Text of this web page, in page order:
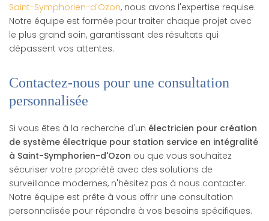
Saint-Symphorien-d'Ozon, nous avons l'expertise requise.
Notre équipe est formée pour traiter chaque projet avec
le plus grand soin, garantissant des résultats qui
dépassent vos attentes.
Contactez-nous pour une consultation
personnalisée
Si vous êtes à la recherche d'un électricien pour création
de système électrique pour station service en intégralité
à Saint-Symphorien-d'Ozon ou que vous souhaitez
sécuriser votre propriété avec des solutions de
surveillance modernes, n'hésitez pas à nous contacter.
Notre équipe est prête à vous offrir une consultation
personnalisée pour répondre à vos besoins spécifiques.